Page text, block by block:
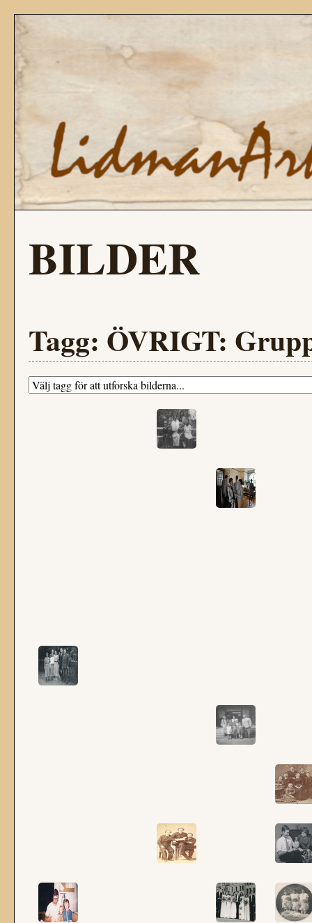
BILDER
Tagg: ÖVRIGT: